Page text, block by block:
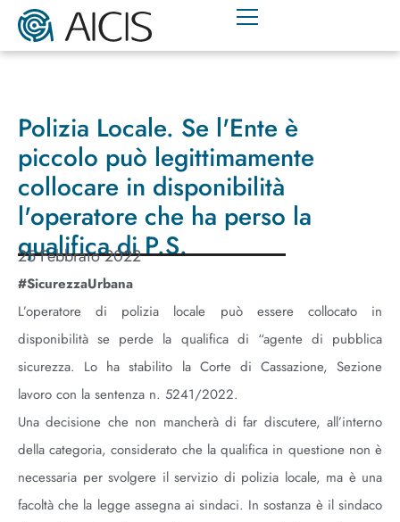
Polizia Locale. Se l'Ente è
piccolo può legittimamente
collocare in disponibilità
l'operatore che ha perso la
qualifica di P.S.
25 Febbraio 2022
#SicurezzaUrbana
L’operatore di polizia locale può essere collocato in
disponibilità se perde la qualifica di “agente di pubblica
sicurezza. Lo ha stabilito la Corte di Cassazione, Sezione
lavoro con la sentenza n. 5241/2022.
Una decisione che non mancherà di far discutere, all’interno
della categoria, considerato che la qualifica in questione non è
necessaria per svolgere il servizio di polizia locale, ma è una
facoltà che la legge assegna ai sindaci. In sostanza è il sindaco